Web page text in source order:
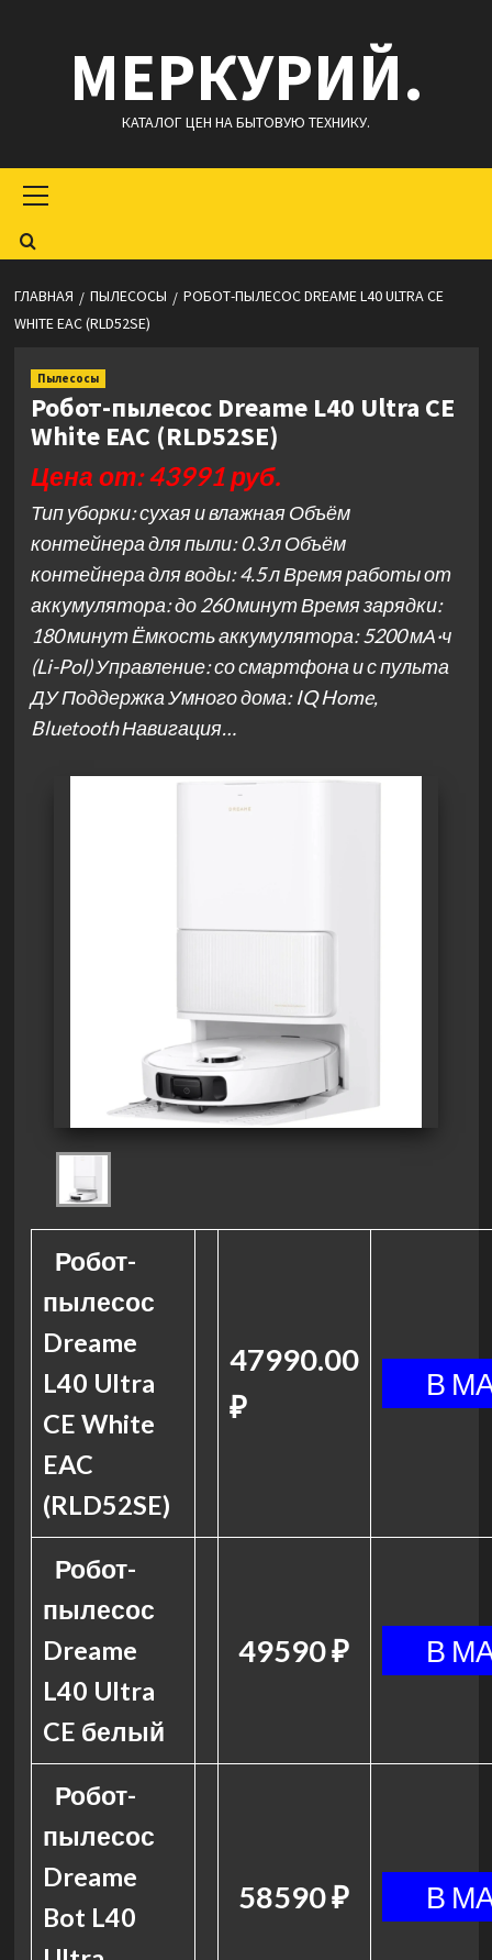
содержимомуМЕРКУРИЙ.
КАТАЛОГ ЦЕН НА БЫТОВУЮ ТЕХНИКУ.
меню
ГЛАВНАЯ ПЫЛЕСОСЫ
РОБОТ-ПЫЛЕСОС DREAME L40 ULTRA CE
WHITE EAC (RLD52SE)
Пылесосы
Робот-пылесос Dreame L40 Ultra CE
White EAC (RLD52SE)
Цена от: 43991 руб.
Тип уборки: сухая и влажная Объём
контейнера для пыли: 0.3 л Объём
контейнера для воды: 4.5 л Время работы от
аккумулятора: до 260 минут Время зарядки:
180 минут Ёмкость аккумулятора: 5200 мА·ч
(Li-Pol) Управление: со смартфона и с пульта
ДУ Поддержка Умного дома: IQ Home,
Bluetooth Навигация…
Робот-
пылесос
Dreame
L40 Ultra
CE White
EAC
(RLD52SE)
47990.00
₽
Робот-
пылесос
Dreame
L40 Ultra
CE белый
49590 ₽
Робот-
пылесос
Dreame
Bot L40
58590 ₽